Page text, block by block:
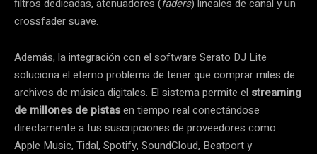
filtros dedicadas, atenuadores (faders) lineales de canal y un
crossfader suave.
Además, la integración con el software Serato DJ Lite
soluciona el eterno problema de tener que comprar miles de
archivos de música digitales. El sistema permite el streaming
de millones de pistasen tiempo real conectándose
directamente a tus suscripciones de proveedores como
Apple Music, Tidal, Spotify, SoundCloud, Beatport y